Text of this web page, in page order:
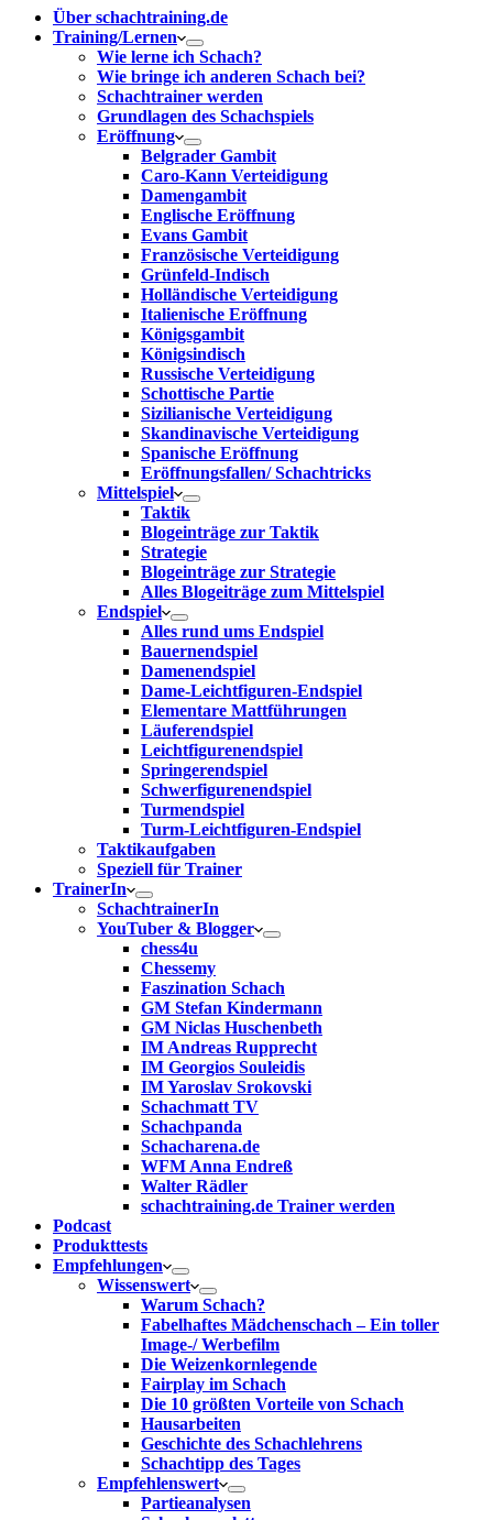
Über schachtraining.de
Training/Lernen
Wie lerne ich Schach?
Wie bringe ich anderen Schach bei?
Schachtrainer werden
Grundlagen des Schachspiels
Eröffnung
Belgrader Gambit
Caro-Kann Verteidigung
Damengambit
Englische Eröffnung
Evans Gambit
Französische Verteidigung
Grünfeld-Indisch
Holländische Verteidigung
Italienische Eröffnung
Königsgambit
Königsindisch
Russische Verteidigung
Schottische Partie
Sizilianische Verteidigung
Skandinavische Verteidigung
Spanische Eröffnung
Eröffnungsfallen/ Schachtricks
Mittelspiel
Taktik
Blogeinträge zur Taktik
Strategie
Blogeinträge zur Strategie
Alles Blogeiträge zum Mittelspiel
Endspiel
Alles rund ums Endspiel
Bauernendspiel
Damenendspiel
Dame-Leichtfiguren-Endspiel
Elementare Mattführungen
Läuferendspiel
Leichtfigurenendspiel
Springerendspiel
Schwerfigurenendspiel
Turmendspiel
Turm-Leichtfiguren-Endspiel
Taktikaufgaben
Speziell für Trainer
TrainerIn
SchachtrainerIn
YouTuber & Blogger
chess4u
Chessemy
Faszination Schach
GM Stefan Kindermann
GM Niclas Huschenbeth
IM Andreas Rupprecht
IM Georgios Souleidis
IM Yaroslav Srokovski
Schachmatt TV
Schachpanda
Schacharena.de
WFM Anna Endreß
Walter Rädler
schachtraining.de Trainer werden
Podcast
Produkttests
Empfehlungen
Wissenswert
Warum Schach?
Fabelhaftes Mädchenschach – Ein toller
Image-/ Werbefilm
Die Weizenkornlegende
Fairplay im Schach
Die 10 größten Vorteile von Schach‎
Hausarbeiten
Geschichte des Schachlehrens
Schachtipp des Tages
Empfehlenswert
Partieanalysen